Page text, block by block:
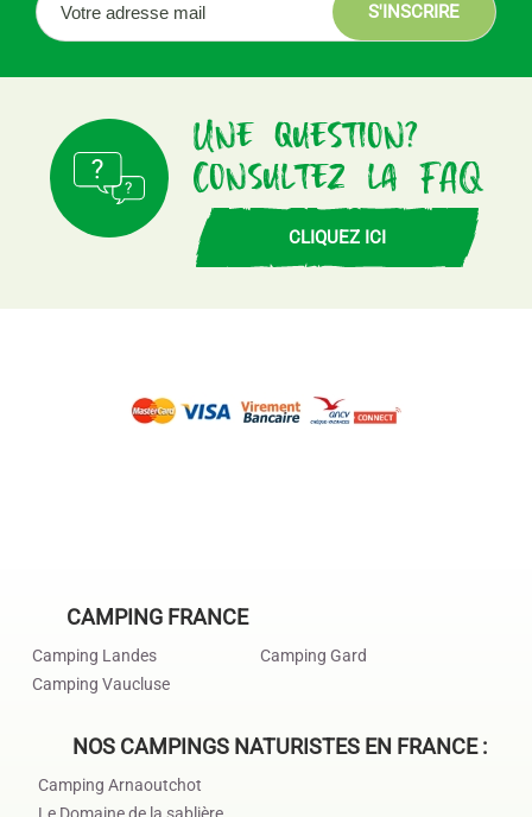
S'INSCRIRE
Une question?
Consultez la FAQ
CLIQUEZ ICI
CAMPING FRANCE
Camping Landes
Camping Gard
Camping Vaucluse
NOS CAMPINGS NATURISTES EN FRANCE :
Camping Arnaoutchot